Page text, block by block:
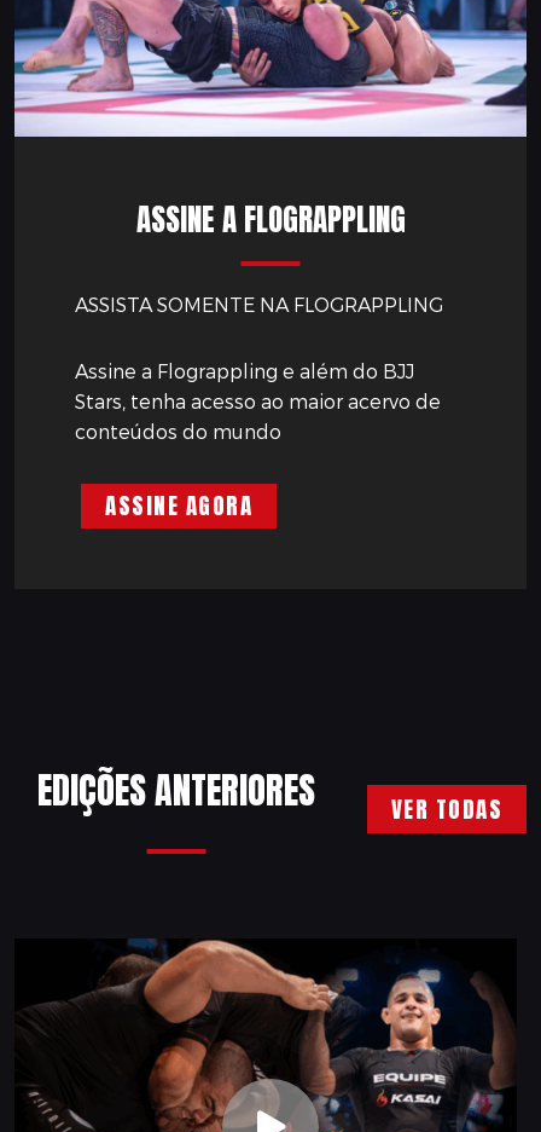
ASSINE A FLOGRAPPLING
ASSISTA SOMENTE NA FLOGRAPPLING
Assine a Flograppling e além do BJJ
Stars, tenha acesso ao maior acervo de
conteúdos do mundo
ASSINE AGORA
EDIÇÕES ANTERIORES VER TODAS